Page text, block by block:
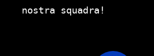
nostra squadra!